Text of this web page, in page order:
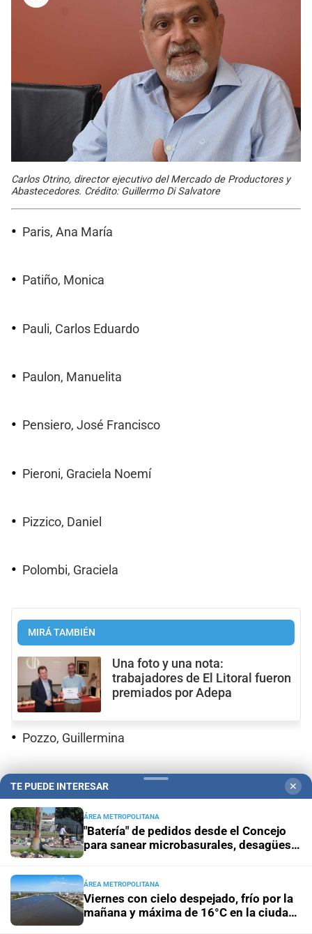
Carlos Otrino, director ejecutivo del Mercado de Productores y
Abastecedores. Crédito: Guillermo Di Salvatore
Paris, Ana María
Patiño, Monica
Pauli, Carlos Eduardo
Paulon, Manuelita
Pensiero, José Francisco
Pieroni, Graciela Noemí
Pizzico, Daniel
Polombi, Graciela
MIRÁ TAMBIÉN
Una foto y una nota:
trabajadores de El Litoral fueron
premiados por Adepa
Pozzo, Guillermina
Puñet, Celeste
Quintero, Maria Eva
Redigonda, Rita
TE PUEDE INTERESAR ✕
ÁREA METROPOLITANA
"Batería" de pedidos desde el Concejo
para sanear microbasurales, desagües y
ÁREA METROPOLITANA
Viernes con cielo despejado, frío por la
mañana y máxima de 16°C en la ciudad